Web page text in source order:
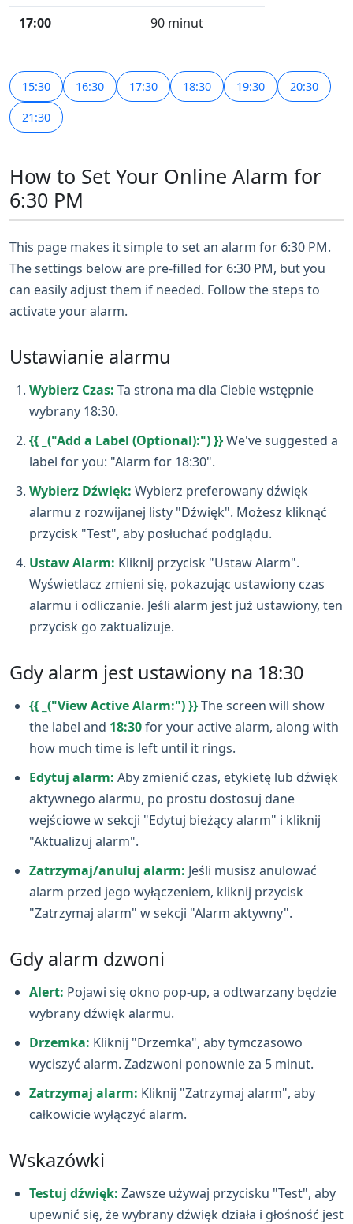
17:00
90 minut
15:30 16:30 17:30 18:30 19:30 20:30
21:30
How to Set Your Online Alarm for
6:30 PM
This page makes it simple to set an alarm for 6:30 PM.
The settings below are pre-filled for 6:30 PM, but you
can easily adjust them if needed. Follow the steps to
activate your alarm.
Ustawianie alarmu
Wybierz Czas: Ta strona ma dla Ciebie wstępnie
wybrany 18:30.
{{ _("Add a Label (Optional):") }}We've suggested a
label for you: "Alarm for 18:30".
Wybierz Dźwięk: Wybierz preferowany dźwięk
alarmu z rozwijanej listy "Dźwięk". Możesz kliknąć
przycisk "Test", aby posłuchać podglądu.
Ustaw Alarm: Kliknij przycisk "Ustaw Alarm".
Wyświetlacz zmieni się, pokazując ustawiony czas
alarmu i odliczanie. Jeśli alarm jest już ustawiony, ten
przycisk go zaktualizuje.
Gdy alarm jest ustawiony na 18:30
{{ _("View Active Alarm:") }}The screen will show
the label and 18:30for your active alarm, along with
how much time is left until it rings.
Edytuj alarm: Aby zmienić czas, etykietę lub dźwięk
aktywnego alarmu, po prostu dostosuj dane
wejściowe w sekcji "Edytuj bieżący alarm" i kliknij
"Aktualizuj alarm".
Zatrzymaj/anuluj alarm: Jeśli musisz anulować
alarm przed jego wyłączeniem, kliknij przycisk
"Zatrzymaj alarm" w sekcji "Alarm aktywny".
Gdy alarm dzwoni
Alert: Pojawi się okno pop‑up, a odtwarzany będzie
wybrany dźwięk alarmu.
Drzemka: Kliknij "Drzemka", aby tymczasowo
wyciszyć alarm. Zadzwoni ponownie za 5 minut.
Zatrzymaj alarm: Kliknij "Zatrzymaj alarm", aby
całkowicie wyłączyć alarm.
Wskazówki
Testuj dźwięk: Zawsze używaj przycisku "Test", aby
upewnić się, że wybrany dźwięk działa i głośność jest